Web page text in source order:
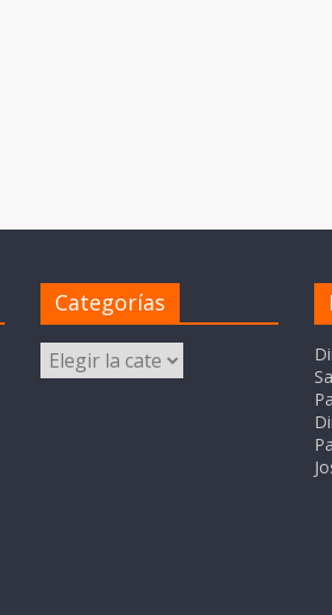
Categorías
Categorías